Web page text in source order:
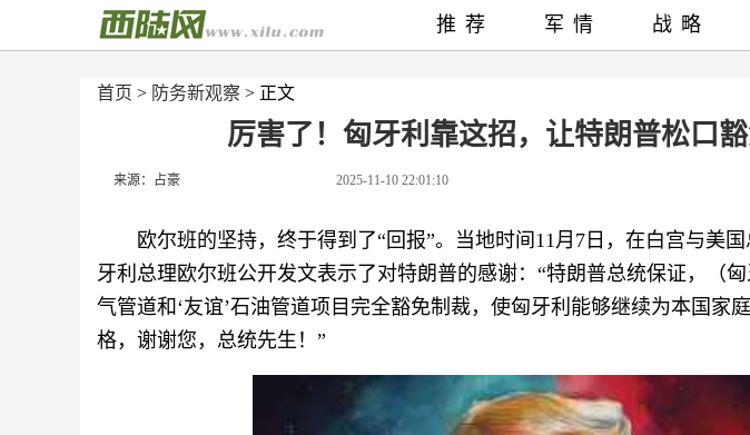
首页 > 防务新观察 > 正文
厉害了！匈牙利靠这招，让特朗普松口豁
来源：占豪 2025-11-10 22:01:10
欧尔班的坚持，终于得到了“回报”。当地时间11月7日，在白宫与美
牙利总理欧尔班公开发文表示了对特朗普的感谢：“特朗普总统保证，（匈
气管道和‘友谊’石油管道项目完全豁免制裁，使匈牙利能够继续为本国家
格，谢谢您，总统先生！”
推荐 军情 战略